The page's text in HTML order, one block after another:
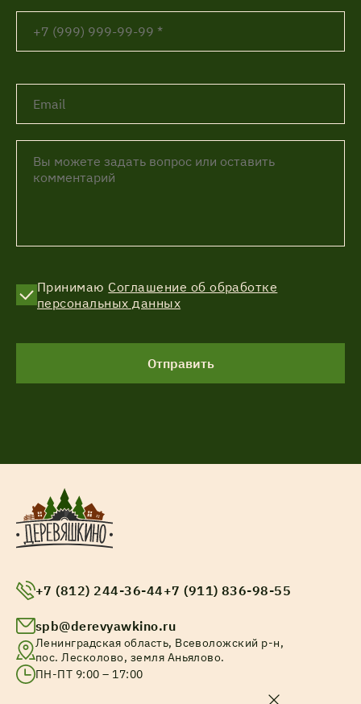
Принимаю Соглашение об обработке
персональных данных
Отправить
+7 (812) 244-36-44+7 (911) 836-98-55
spb@derevyawkino.ru
Ленинградская область, Всеволожский р-н,
пос. Лесколово, земля Аньялово.
ПН-ПТ 9:00 – 17:00